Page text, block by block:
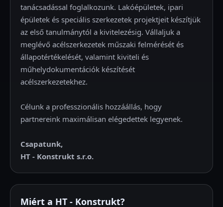
tanácsadással foglalkozunk. Lakóépületek, ipari
épületek és speciális szerkezetek projektjeit készítjük
az első tanulmánytól a kivitelezésig. Vállaljuk a
meglévő acélszerkezetek műszaki felmérését és
állapotértékelését, valamint kiviteli és
műhelydokumentációk készítését
acélszerkezetekhez.
Célunk a professzionális hozzáállás, hogy
partnereink maximálisan elégedettek legyenek.
Csapatunk,
HT - Konstrukt s.r.o.
Miért a HT - Konstrukt?